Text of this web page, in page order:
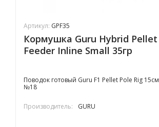
Артикул: GPF35
Кормушка Guru Hybrid Pellet
Feeder Inline Small 35гр
Поводок готовый Guru F1 Pellet Pole Rig 15см
№18
Производитель: GURU